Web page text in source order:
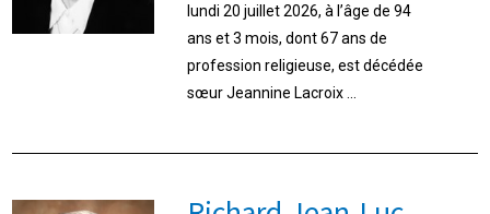
lundi 20 juillet 2026, à l’âge de 94
ans et 3 mois, dont 67 ans de
profession religieuse, est décédée
sœur Jeannine Lacroix ...